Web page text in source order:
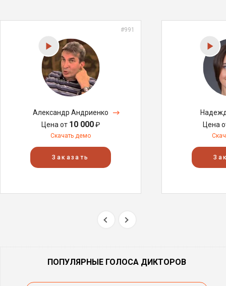
#991
Александр Андриенко
Цена от 10 000₽
Скачать демо
Заказать
Цена
ПОПУЛЯРНЫЕ ГОЛОСА ДИКТОРОВ